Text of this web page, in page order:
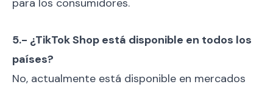
para los consumidores.
5.- ¿TikTok Shop está disponible en todos los
países?
No, actualmente está disponible en mercados